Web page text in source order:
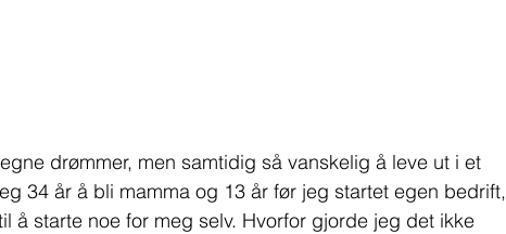
drømmer, men samtidig så vanskelig å leve ut i et
34 år å bli mamma og 13 år før jeg startet egen bedrift,
å starte noe for meg selv. Hvorfor gjorde jeg det ikke